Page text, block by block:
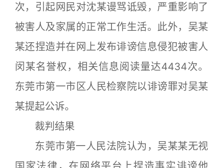
次，引起网民对沈某谩骂诋毁，严重影响了
被害人及家属的正常工作生活。此外，吴某
某还捏造并在网上发布诽谤信息侵犯被害人
闵某名誉权，相关信息阅读量达4434次。
东莞市第一市区人民检察院以诽谤罪对吴某
某提起公诉。
裁判结果
东莞市第一人民法院认为，吴某某无视